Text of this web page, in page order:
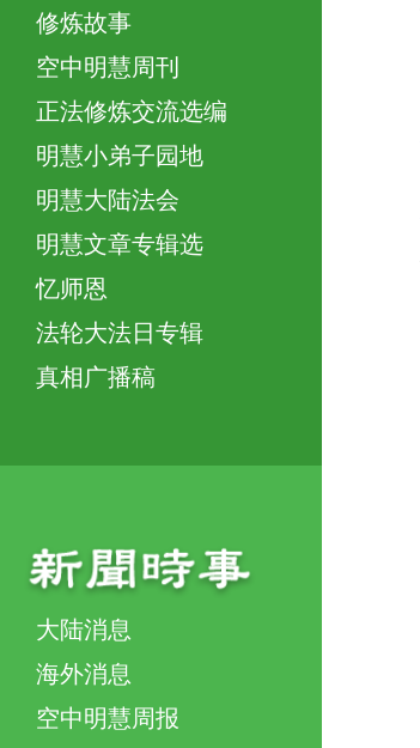
修炼故事
空中明慧周刊
正法修炼交流选编
明慧小弟子园地
明慧大陆法会
明慧文章专辑选
忆师恩
法轮大法日专辑
真相广播稿
大陆消息
海外消息
空中明慧周报